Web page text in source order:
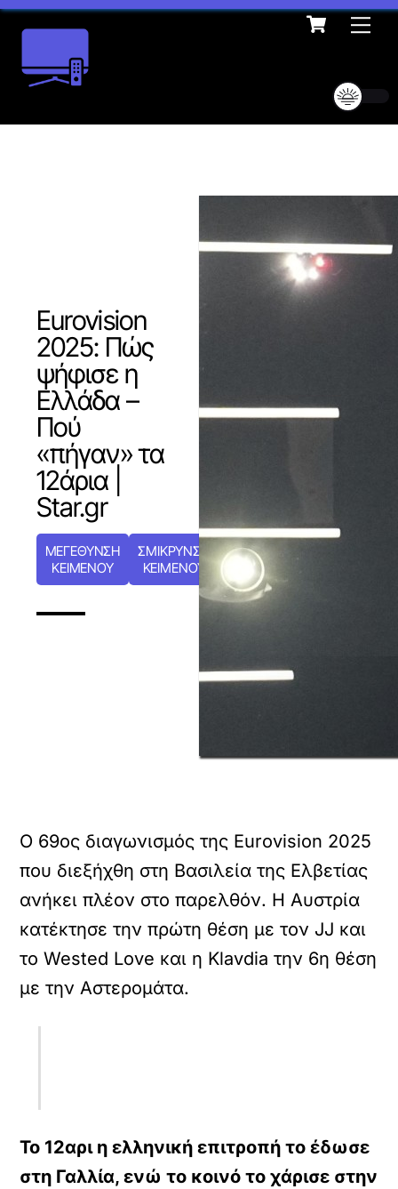
Skip
content
Cart
Eurovision
2025: Πώς
ψήφισε η
Ελλάδα –
Πού
«πήγαν» τα
12άρια |
Star.gr
ΜΕΓΕΘΥΝΣΗ
ΚΕΙΜΕΝΟΥ
ΣΜΙΚΡΥΝΣΗ
ΚΕΙΜΕΝΟΥ
Ο 69ος διαγωνισμός της Eurovision 2025
που διεξήχθη στη Βασιλεία της Ελβετίας
ανήκει πλέον στο παρελθόν. Η Αυστρία
κατέκτησε την πρώτη θέση με τον JJ και
το Wested Love και η Klavdia την 6η θέση
με την Αστερομάτα.
Το 12αρι η ελληνική επιτροπή το έδωσε
στη Γαλλία, ενώ το κοινό το χάρισε στην